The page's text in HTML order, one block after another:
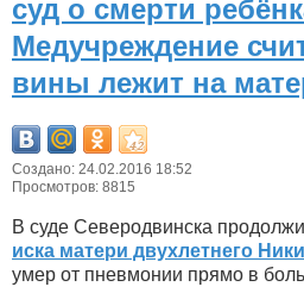
суд о смерти
Медучреждение
вины лежит на
Создано: 24.02.2016 18:52
Просмотров: 8815
В суде Северодвинска
иска матери двухлетнего
умер от пневмонии прямо в